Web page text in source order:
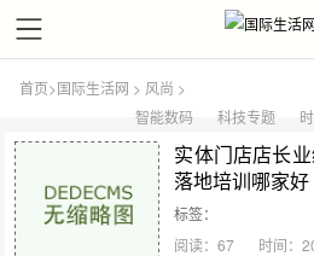
首页>国际生活网 > 风尚 >
智能数码
科技专题
实体门店店长
落地培训哪家
标签：
阅读：67
时间：